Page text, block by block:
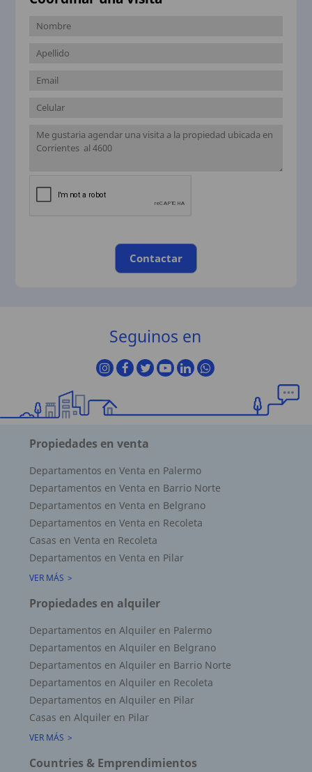
Superficie Terreno 0.00 M2
Superficie total del inmueble 50.34 M2
Cubierta: 50.00 M2
Semicubierta 0.00 M2
Contactar
Seguinos en
Propiedades en venta
Departamentos en Venta en Palermo
Departamentos en Venta en Barrio Norte
Departamentos en Venta en Belgrano
Departamentos en Venta en Recoleta
Casas en Venta en Recoleta
Departamentos en Venta en Pilar
VER MÁS
Propiedades en alquiler
Departamentos en Alquiler en Palermo
Departamentos en Alquiler en Belgrano
Departamentos en Alquiler en Barrio Norte
Departamentos en Alquiler en Recoleta
Departamentos en Alquiler en Pilar
Casas en Alquiler en Pilar
VER MÁS
Countries & Emprendimientos